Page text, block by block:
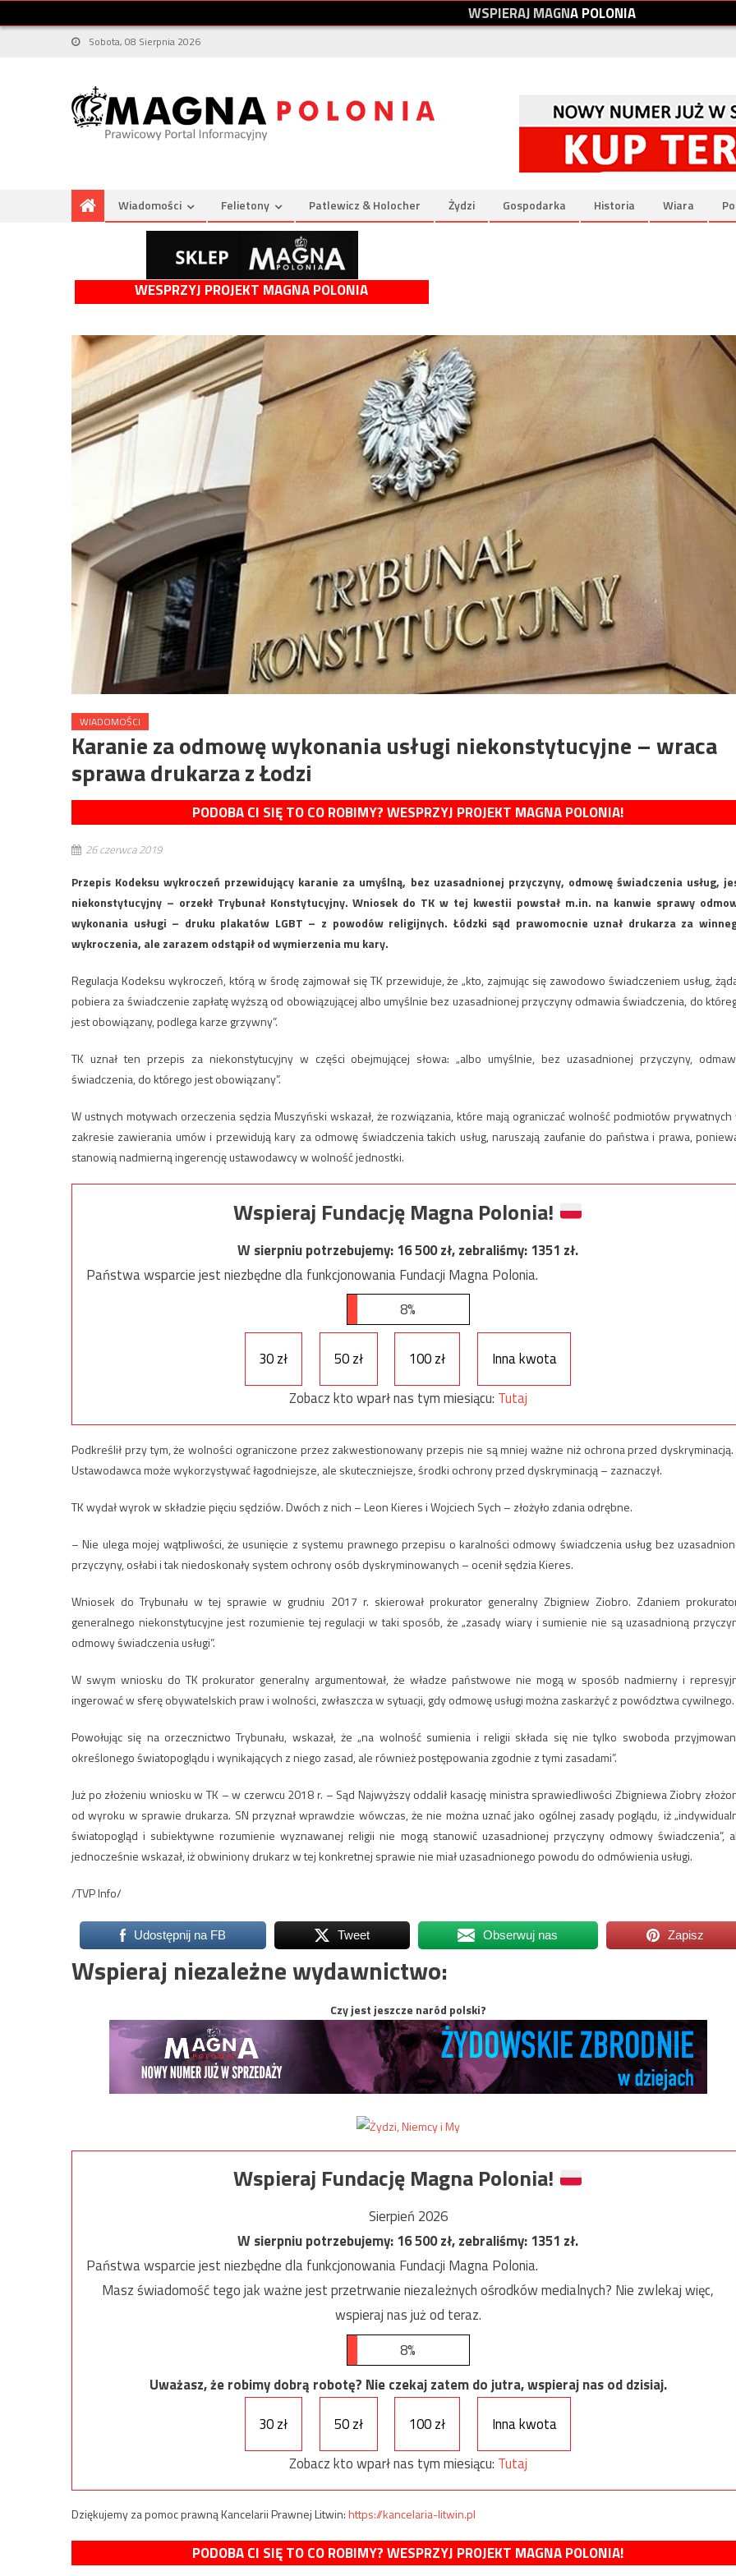
WSPIERAJMAGNAPOLONIA
Sobota, 08 Sierpnia 2026
Wiadomości Felietony Patlewicz & Holocher Żydzi Gospodarka Historia Wiara
WESPRZYJ PROJEKT MAGNA POLONIA
WIADOMOŚCI
Karanie za odmowę wykonania usługi niekonstytucyjne – wraca
sprawa drukarza z Łodzi
PODOBA CI SIĘ TO CO ROBIMY? WESPRZYJ PROJEKT MAGNA POLONIA!
26 czerwca 2019
Przepis Kodeksu wykroczeń przewidujący karanie za umyślną, bez uzasadnionej przyczyny, odmowę świadczenia usług,
niekonstytucyjny – orzekł Trybunał Konstytucyjny. Wniosek do TK w tej kwestii powstał m.in. na kanwie sprawy
wykonania usługi – druku plakatów LGBT – z powodów religijnych. Łódzki sąd prawomocnie uznał drukarza za
wykroczenia, ale zarazem odstąpił od wymierzenia mu kary.
Regulacja Kodeksu wykroczeń, którą w środę zajmował się TK przewiduje, że „kto, zajmując się zawodowo świadczeniem usług,
pobiera za świadczenie zapłatę wyższą od obowiązującej albo umyślnie bez uzasadnionej przyczyny odmawia świadczenia, do
jest obowiązany, podlega karze grzywny”.
TK uznał ten przepis za niekonstytucyjny w części obejmującej słowa: „albo umyślnie, bez uzasadnionej przyczyny,
świadczenia, do którego jest obowiązany”.
W ustnych motywach orzeczenia sędzia Muszyński wskazał, że rozwiązania, które mają ograniczać wolność podmiotów prywatnych
zakresie zawierania umów i przewidują kary za odmowę świadczenia takich usług, naruszają zaufanie do państwa i prawa,
stanowią nadmierną ingerencję ustawodawcy w wolność jednostki.
Wspieraj Fundację Magna Polonia!
W sierpniu potrzebujemy:16 500zł, zebraliśmy:1351 zł.
Państwa wsparcie jest niezbędne dla funkcjonowania Fundacji Magna Polonia.
8%
30 zł 50 zł 100 zł
Inna kwota
Zobacz kto wparł nas tym miesiącu: Tutaj
Podkreślił przy tym, że wolności ograniczone przez zakwestionowany przepis nie są mniej ważne niż ochrona przed
Ustawodawca może wykorzystywać łagodniejsze, ale skuteczniejsze, środki ochrony przed dyskryminacją – zaznaczył.
TK wydał wyrok w składzie pięciu sędziów. Dwóch z nich – Leon Kieres i Wojciech Sych – złożyło zdania odrębne.
– Nie ulega mojej wątpliwości, że usunięcie z systemu prawnego przepisu o karalności odmowy świadczenia usług bez
przyczyny, osłabi i tak niedoskonały system ochrony osób dyskryminowanych – ocenił sędzia Kieres.
Wniosek do Trybunału w tej sprawie w grudniu 2017 r. skierował prokurator generalny Zbigniew Ziobro. Zdaniem
generalnego niekonstytucyjne jest rozumienie tej regulacji w taki sposób, że „zasady wiary i sumienie nie są uzasadnioną
odmowy świadczenia usługi”.
W swym wniosku do TK prokurator generalny argumentował, że władze państwowe nie mogą w sposób nadmierny i
ingerować w sferę obywatelskich praw i wolności, zwłaszcza w sytuacji, gdy odmowę usługi można zaskarżyć z powództwa cywilnego.
Powołując się na orzecznictwo Trybunału, wskazał, że „na wolność sumienia i religii składa się nie tylko swoboda
określonego światopoglądu i wynikających z niego zasad, ale również postępowania zgodnie z tymi zasadami”.
Już po złożeniu wniosku w TK – w czerwcu 2018 r. – Sąd Najwyższy oddalił kasację ministra sprawiedliwości Zbigniewa Ziobry
od wyroku w sprawie drukarza. SN przyznał wprawdzie wówczas, że nie można uznać jako ogólnej zasady poglądu, iż
światopogląd i subiektywne rozumienie wyznawanej religii nie mogą stanowić uzasadnionej przyczyny odmowy świadczenia”,
jednocześnie wskazał, iż obwiniony drukarz w tej konkretnej sprawie nie miał uzasadnionego powodu do odmówienia usługi.
/TVP Info/
Udostępnij na FB Tweet Obserwuj nas Zapisz
Wspieraj niezależne wydawnictwo:
Czy jest jeszcze naród polski?
Wspieraj Fundację Magna Polonia!
Sierpień 2026
W sierpniu potrzebujemy:16 500zł, zebraliśmy:1351 zł.
Państwa wsparcie jest niezbędne dla funkcjonowania Fundacji Magna Polonia.
Masz świadomość tego jak ważne jest przetrwanie niezależnych ośrodków medialnych? Nie zwlekaj więc,
wspieraj nas już od teraz.
8%
Uważasz, że robimy dobrą robotę? Nie czekaj zatem do jutra, wspieraj nas od dzisiaj.
30 zł
50 zł 100 zł
Inna kwota
Zobacz kto wparł nas tym miesiącu: Tutaj
Dziękujemy za pomoc prawną Kancelarii Prawnej Litwin:https://kancelaria-litwin.pl
PODOBA CI SIĘ TO CO ROBIMY? WESPRZYJ PROJEKT MAGNA POLONIA!